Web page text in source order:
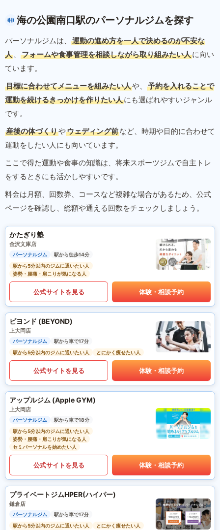
海の公園南口駅のパーソナルジムを探す
パーソナルジムは、
運動の進め方を一人で決めるのが不安な
人 、 フォームや食事管理を相談しながら取り組みたい人に向い
ています。
目標に合わせてメニューを組みたい人や、
予約を入れることで
運動を続けるきっかけを作りたい人にも選ばれやすいジャンル
です。
産後の体づくりやウェディング前など、時期や目的に合わせて
運動をしたい人にも向いています。
ここで得た運動や食事の知識は、将来スポーツジムで自主トレ
をするときにも活かしやすいです。
料金は月額、回数券、コースなど複雑な場合があるため、公式
ページを確認し、総額や通える回数をチェックしましょう。
かたぎり塾
金沢文庫店
パーソナルジム
駅から徒歩14分
駅から5分以内のジムに通いたい人
姿勢・腰痛・肩こりが気になる人
公式サイトを見る 体験・相談予約
ビヨンド (BEYOND)
上大岡店
パーソナルジム
駅から車で17分
駅から5分以内のジムに通いたい人
とにかく痩せたい人
公式サイトを見る 体験・相談予約
アップルジム (Apple GYM)
上大岡店
パーソナルジム
駅から車で18分
駅から5分以内のジムに通いたい人
姿勢・腰痛・肩こりが気になる人
セミパーソナルを始めたい人
公式サイトを見る 体験・相談予約
プライベートジムHPER(ハイパー)
鎌倉店
パーソナルジム
駅から車で17分
駅から5分以内のジムに通いたい人
とにかく痩せたい人